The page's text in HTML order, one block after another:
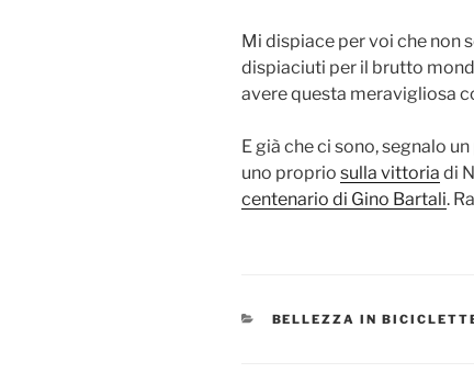
Mi dispiace per voi che non
dispiaciuti per il brutto
avere questa meravigliosa
E già che ci sono, segnalo
uno proprio sulla vittoria di
centenario di Gino Bartali.
CATEGORIES
BELLEZZA IN